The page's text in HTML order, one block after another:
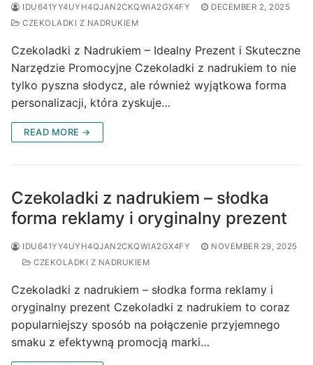
IDU641YY4UYH4QJAN2CKQWIA2GX4FY
DECEMBER 2, 2025
CZEKOLADKI Z NADRUKIEM
Czekoladki z Nadrukiem – Idealny Prezent i Skuteczne
Narzędzie Promocyjne Czekoladki z nadrukiem to nie
tylko pyszna słodycz, ale również wyjątkowa forma
personalizacji, która zyskuje…
READ MORE →
Czekoladki z nadrukiem – słodka
forma reklamy i oryginalny prezent
IDU641YY4UYH4QJAN2CKQWIA2GX4FY
NOVEMBER 29, 2025
CZEKOLADKI Z NADRUKIEM
Czekoladki z nadrukiem – słodka forma reklamy i
oryginalny prezent Czekoladki z nadrukiem to coraz
popularniejszy sposób na połączenie przyjemnego
smaku z efektywną promocją marki…